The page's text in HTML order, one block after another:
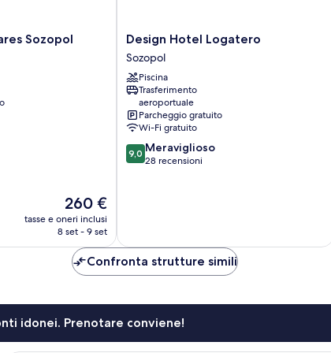
Sozopol
Il
prezzo
attuale
260 €
260 €
tasse e oneri inclusi
8 set - 9 set
Design
Hotel
Logatero
Sozopol
Design Hotel Logatero
Sozopol
Piscina
Trasferimento
aeroportuale
Parcheggio gratuito
Wi-Fi gratuito
9.0
su
9,0 Meraviglioso
28 recensioni
Confronta strutture simili
idonei. Prenotare conviene!